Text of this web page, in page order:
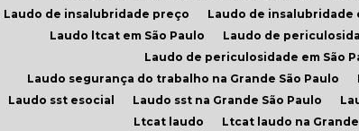
Laudo de insalubridade preço
Laudo de insalubridade
Laudo ltcat em São Paulo
Laudo de
Laudo de periculosidade em São
Laudo segurança do trabalho na Grande São Paulo
Laudo sst esocial
Laudo sst na Grande São Paulo
Ltcat laudo
Ltcat laudo na